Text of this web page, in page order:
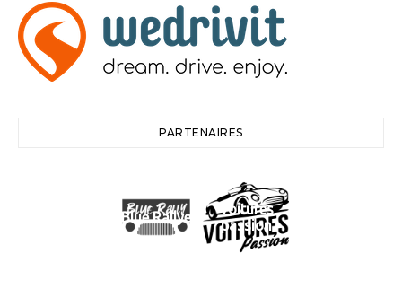
PARTENAIRES
Blue Rallye
Voitures
passion